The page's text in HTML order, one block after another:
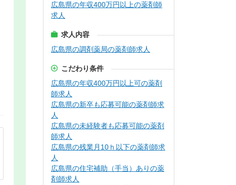
広島県の年収400万円以上の薬剤師
求人
求人内容
広島県の調剤薬局の薬剤師求人
こだわり条件
広島県の年収400万円以上可の薬剤
師求人
広島県の新卒も応募可能の薬剤師求
人
広島県の未経験者も応募可能の薬剤
師求人
広島県の残業月10ｈ以下の薬剤師求
人
広島県の住宅補助（手当）ありの薬
剤師求人